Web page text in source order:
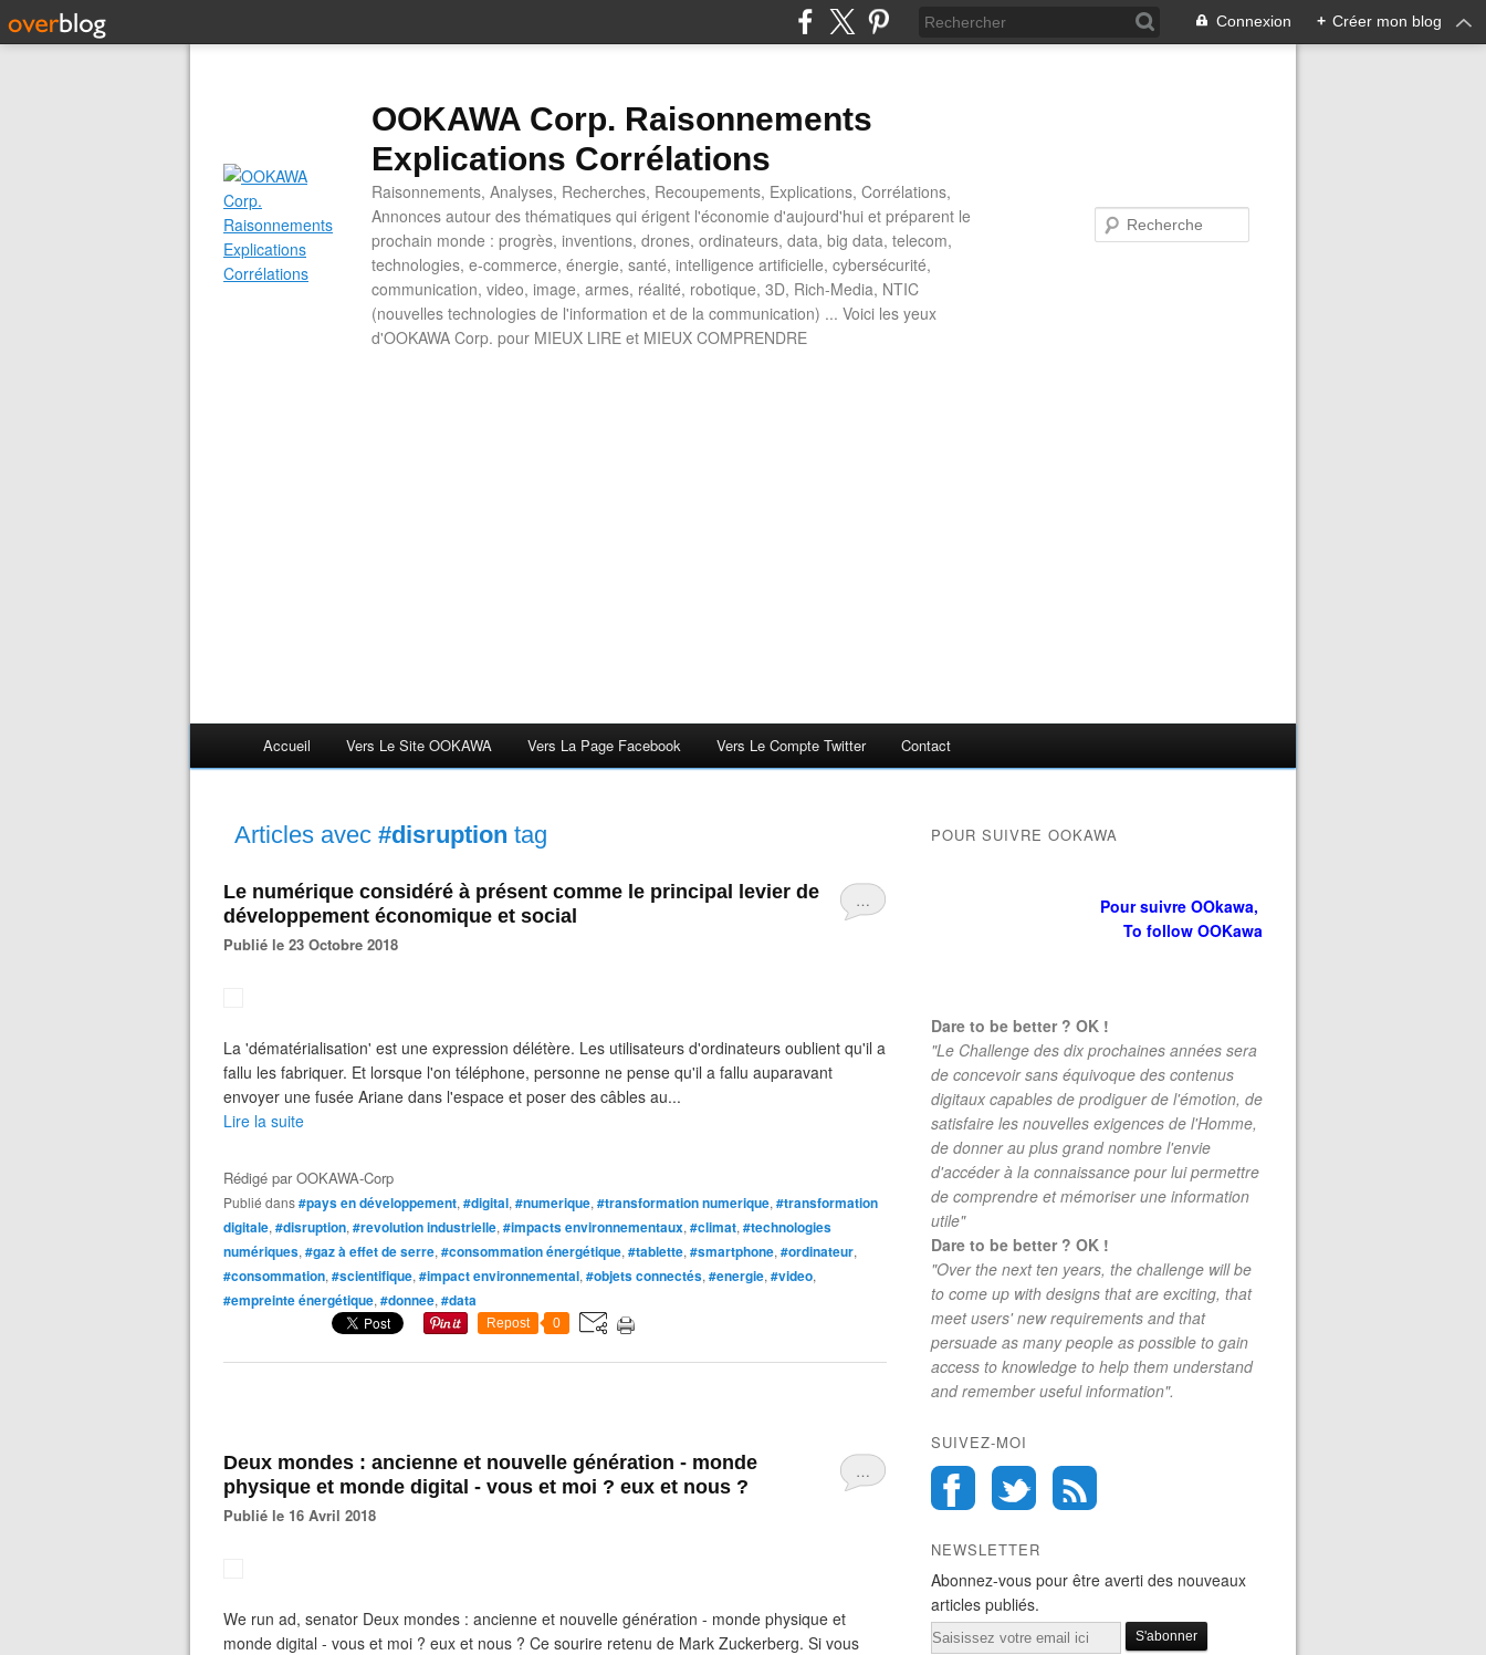
Connexion + Créer mon blog
OOKAWA Corp. Raisonnements
Explications Corrélations
Raisonnements, Analyses, Recherches, Recoupements, Explications, Corrélations,
Annonces autour des thématiques qui érigent l'économie d'aujourd'hui et préparent le
prochain monde : progrès, inventions, drones, ordinateurs, data, big data, telecom,
technologies, e-commerce, énergie, santé, intelligence artificielle, cybersécurité,
communication, video, image, armes, réalité, robotique, 3D, Rich-Media, NTIC
(nouvelles technologies de l'information et de la communication) ... Voici les yeux
d'OOKAWA Corp. pour MIEUX LIRE et MIEUX COMPRENDRE
Accueil Vers Le Site OOKAWA Vers La Page Facebook Vers Le Compte Twitter Contact
Articles avec #disruption tag
…
Le numérique considéré à présent comme le principal levier de
développement économique et social
Publié le 23 Octobre 2018
La 'dématérialisation' est une expression délétère. Les utilisateurs d'ordinateurs oublient qu'il a
fallu les fabriquer. Et lorsque l'on téléphone, personne ne pense qu'il a fallu auparavant
envoyer une fusée Ariane dans l'espace et poser des câbles au...
Lire la suite
Rédigé parOOKAWA-Corp
Publié dans#pays en développement, #digital, #numerique, #transformation numerique, #transformation
digitale, #disruption, #revolution industrielle, #impacts environnementaux, #climat, #technologies
numériques, #gaz à effet de serre, #consommation énergétique, #tablette, #smartphone, #ordinateur,
#consommation, #scientifique, #impact environnemental, #objets connectés, #energie, #video,
#empreinte énergétique, #donnee, #data
Repost 0
…
Deux mondes : ancienne et nouvelle génération - monde
physique et monde digital - vous et moi ? eux et nous ?
Publié le 16 Avril 2018
We run ad, senator Deux mondes : ancienne et nouvelle génération - monde physique et
monde digital - vous et moi ? eux et nous ? Ce sourire retenu de Mark Zuckerberg. Si vous
POUR SUIVRE OOKAWA
Pour suivre OOkawa,
To follow OOKawa
Dare to be better ? OK !
"Le Challenge des dix prochaines années sera
de concevoir sans équivoque des contenus
digitaux capables de prodiguer de l'émotion, de
satisfaire les nouvelles exigences de l'Homme,
de donner au plus grand nombre l'envie
d'accéder à la connaissance pour lui permettre
de comprendre et mémoriser une information
utile"
Dare to be better ? OK !
"Over the next ten years, the challenge will be
to come up with designs that are exciting, that
meet users' new requirements and that
persuade as many people as possible to gain
access to knowledge to help them understand
and remember useful information".
SUIVEZ-MOI
NEWSLETTER
Abonnez-vous pour être averti des nouveaux
articles publiés.
Email